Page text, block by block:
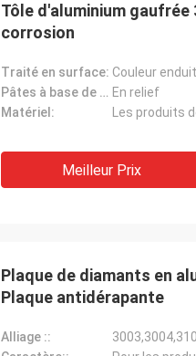
Tôle d'aluminium
corrosion
Traité en surface: Couleur enduit
Pâtes à base de bois: En relief
Matériel:
Les produits
Meilleur Prix
Plaque de diamants en
Plaque antidérapante
Alliage ::